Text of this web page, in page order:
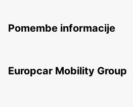
Pomembe informacije
Europcar Mobility Group